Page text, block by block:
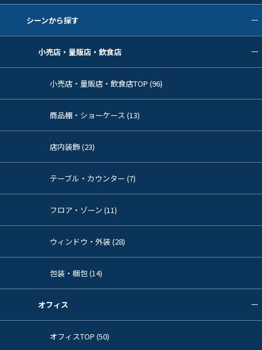
シーンから探す
小売店・量販店・飲食店
小売店・量販店・飲食店TOP (96)
商品棚・ショーケース (13)
店内装飾 (23)
テーブル・カウンター (7)
フロア・ゾーン (11)
ウィンドウ・外装 (28)
包装・梱包 (14)
オフィス
オフィスTOP (50)